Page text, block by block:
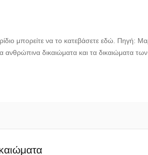
μπορείτε να το κατεβάσετε εδώ. Πηγή:
δικαιώματα και τα δικαιώματα